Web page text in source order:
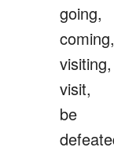
going,
coming,
visiting,
visit,
be